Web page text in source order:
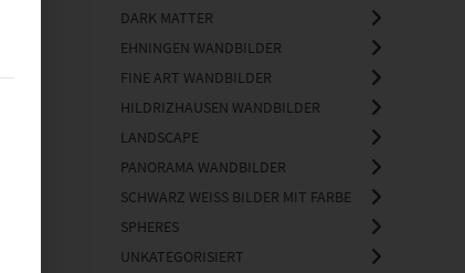
DARK MATTER
EHNINGEN WANDBILDER
FINE ART WANDBILDER
HILDRIZHAUSEN WANDBILDER
LANDSCAPE
PANORAMA WANDBILDER
SCHWARZ WEISS BILDER MIT FARBE
SPHERES
UNKATEGORISIERT
Die erste Service-Gruppe ist essenziell und kann nicht